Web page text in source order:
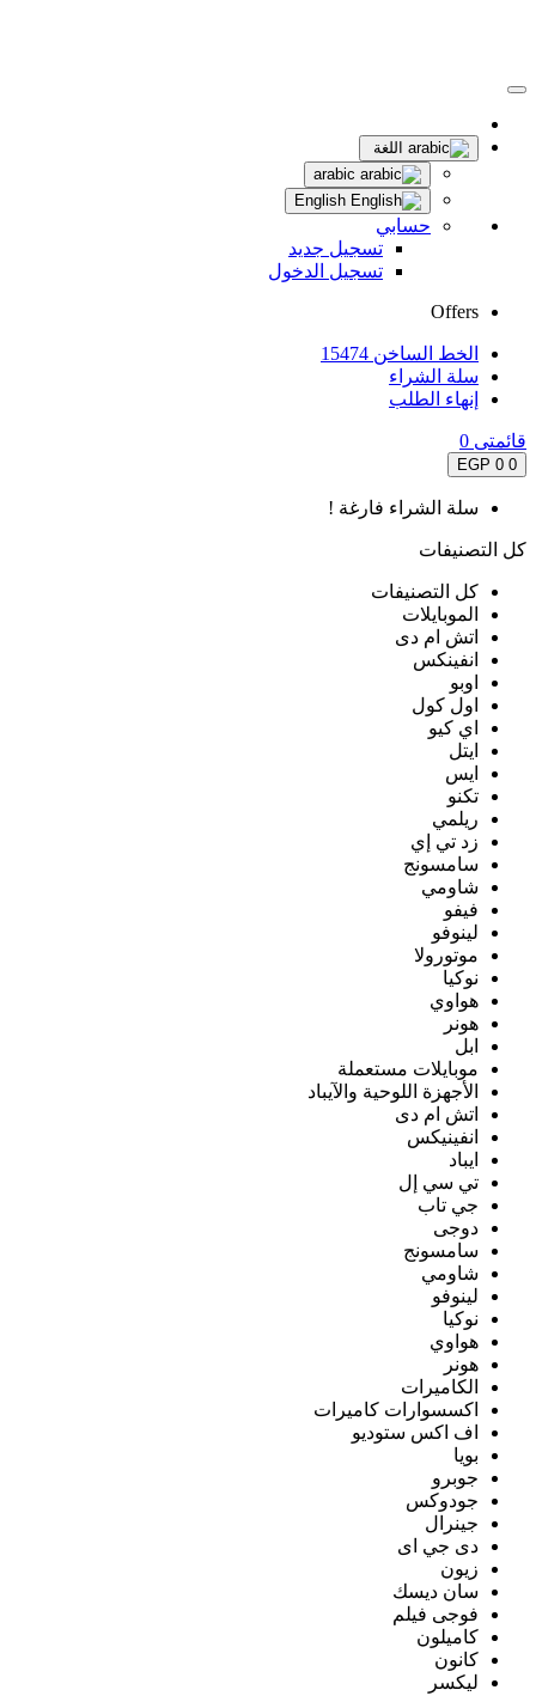
اللغة
حسابي
تسجيل جديد
تسجيل الدخول
Offers
الخط الساخن 15474
سلة الشراء
إنهاء الطلب
قائمتى 0
0
0 EGP
سلة الشراء فارغة !
كل التصنيفات
كل التصنيفات
الموبايلات
اتش ام دى
انفينكس
اوبو
اول كول
اي كيو
ايتل
ايس
تكنو
ريلمي
زد تي إي
سامسونج
شاومي
فيفو
لينوفو
موتورولا
نوكيا
هواوي
هونر
ابل
موبايلات مستعملة
الأجهزة اللوحية والآيباد
اتش ام دى
انفينيكس
ايباد
تي سي إل
جي تاب
دوجى
سامسونج
شاومي
لينوفو
نوكيا
هواوي
هونر
الكاميرات
اكسسوارات كاميرات
اف اكس ستوديو
بويا
جوبرو
جودوكس
جينرال
دى جي اى
زيون
سان ديسك
فوجى فيلم
كاميلون
كانون
ليكسر